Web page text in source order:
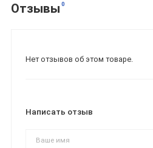
Отзывы 0
Нет отзывов об этом товаре.
Написать отзыв